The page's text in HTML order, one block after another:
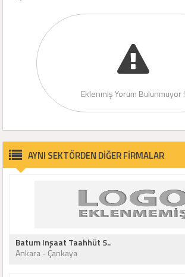
Eklenmiş Yorum Bulunmuyor !
AYNI SEKTÖRDEN DİĞER FİRMALAR
Batum Inşaat Taahhüt S..
Ankara - Çankaya